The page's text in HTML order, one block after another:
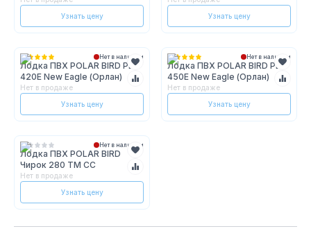
Узнать цену
Узнать цену
Нет в наличии
Лодка ПВХ POLAR BIRD PB-
420E New Eagle (Орлан)
Нет в продаже
Узнать цену
Нет в наличии
Лодка ПВХ POLAR BIRD PB-
450E New Eagle (Орлан)
Нет в продаже
Узнать цену
Нет в наличии
Лодка ПВХ POLAR BIRD
Чирок 280 TМ СС
Нет в продаже
Узнать цену